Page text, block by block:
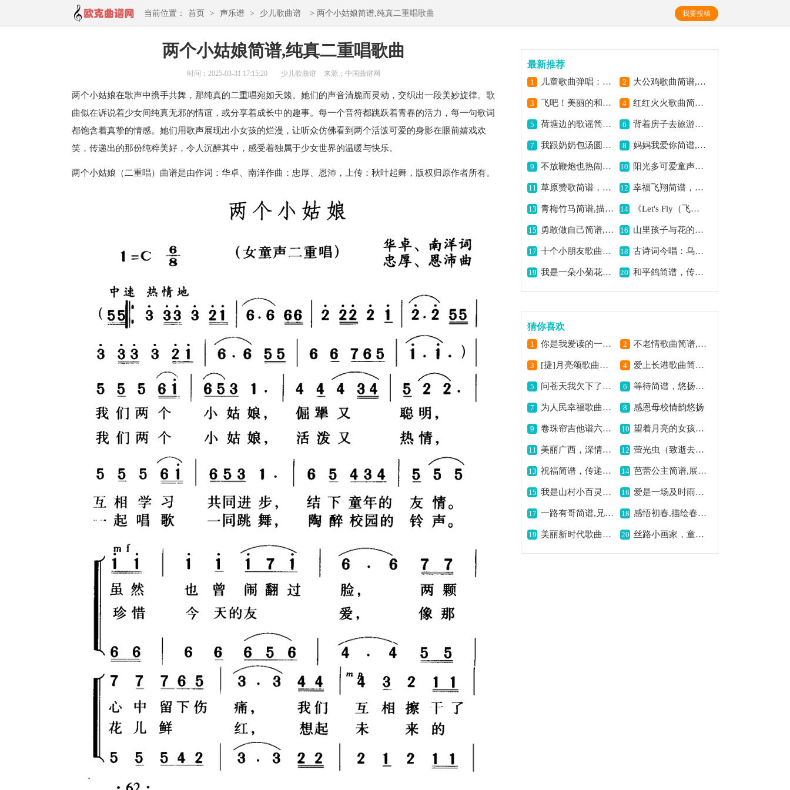
当前位置： 首页 > 声乐谱 > 少儿歌曲谱 > 两个小姑娘简谱,纯真二重唱歌曲 我要投稿
两个小姑娘简谱,纯真二重唱歌曲
时间：2025-03-31 17:15:20 少儿歌曲谱 来源：中国曲谱网
两个小姑娘在歌声中携手共舞，那纯真的二重唱宛如天籁。她们的声音清脆而灵动，交织出一段美妙旋律。歌
曲似在诉说着少女间纯真无邪的情谊，或分享着成长中的趣事。每一个音符都跳跃着青春的活力，每一句歌词
都饱含着真挚的情感。她们用歌声展现出小女孩的烂漫，让听众仿佛看到两个活泼可爱的身影在眼前嬉戏欢
笑，传递出的那份纯粹美好，令人沉醉其中，感受着独属于少女世界的温暖与快乐。
两个小姑娘（二重唱）曲谱是由作词：华卓、南洋作曲：忠厚、恩沛，上传：秋叶起舞，版权归原作者所有。
最新推荐
1 儿童歌曲弹唱：国旗多美丽,展现爱国之情 2 大公鸡歌曲简谱,公鸡形象跃然纸上
3 飞吧！美丽的和平鸽简谱,传递和平美好寓意 4 红红火火歌曲简谱,展现喜庆氛围
5 荷塘边的歌谣简谱,清新自然韵味足 6 背着房子去旅游简谱,趣味独特的歌曲
7 我跟奶奶包汤圆简谱,祖孙共制汤圆的温馨 8 妈妈我爱你简谱,深情告白母亲之歌
9 不放鞭炮也热闹简谱,别样的热闹氛围 10 阳光多可爱童声合唱简谱,展现纯真可爱意境
11 草原赞歌简谱，悠扬动听之曲, 12 幸福飞翔简谱，传递美好向往,
13 青梅竹马简谱,描绘纯真情谊 14 《Let's Fly（飞翔）》歌曲简谱,传递自由飞翔之意
15 勇敢做自己简谱,鼓励勇敢前行 16 山里孩子与花的简谱,展现别样童真
17 十个小朋友歌曲简谱,可爱童趣的旋律 18 古诗词今唱：乌衣巷,唱出历史韵味
19 我是一朵小菊花简谱,清新展现小菊花意 20 和平鸽简谱，传递和平之意,
猜你喜欢
1 你是我爱读的一本书简谱,深情爱意的表达 2 不老情歌曲简谱,诠释深情不老
3 [捷]月亮颂歌曲简谱,凄美演绎爱情憧憬 4 爱上长港歌曲简谱,感受长港之美
5 问苍天我欠下了何人业怨(八珍汤选段,琴谱,恒流星制谱版)简谱京剧,倾诉人生哀怨情 6 等待简谱，悠扬动人旋律,
7 为人民幸福歌曲简谱,传递幸福之旋律 8 感恩母校情韵悠扬
9 卷珠帘吉他谱六线谱,古风韵味十足 10 望着月亮的女孩简谱,展现纯真意境
11 美丽广西，深情赞歌 12 萤光虫（致逝去的青春）歌曲简谱,追忆青春岁月情
13 祝福简谱，传递美好祝福, 14 芭蕾公主简谱,展现优雅韵味
15 我是山村小百灵简谱,唱出山村童趣 16 爱是一场及时雨歌曲简谱,传递抗旱之温情
17 一路有哥简谱,兄弟相伴之意 18 感悟初春,描绘春日之美
19 美丽新时代歌曲简谱,展现时代新风貌 20 丝路小画家，童趣绘丝路,